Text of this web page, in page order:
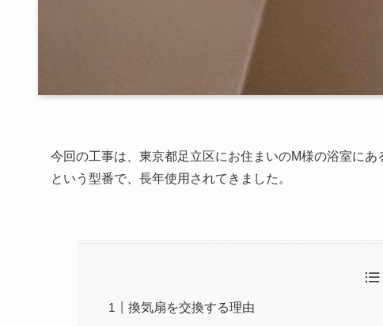
今回の工事は、東京都足立区にお住まいのM様の浴室に
という型番で、長年使用されてきました。
換気扇を交換する理由